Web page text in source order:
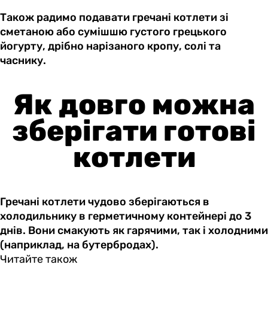
Також радимо подавати гречані котлети зі
сметаною або сумішшю густого грецького
йогурту, дрібно нарізаного кропу, солі та
часнику.
Як довго можна
зберігати готові
котлети
Гречані котлети чудово зберігаються в
холодильнику в герметичному контейнері до 3
днів. Вони смакують як гарячими, так і холодними
(наприклад, на бутербродах).
Читайте також